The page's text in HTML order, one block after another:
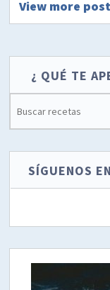
View more
¿ QUÉ TE
SÍGUENOS